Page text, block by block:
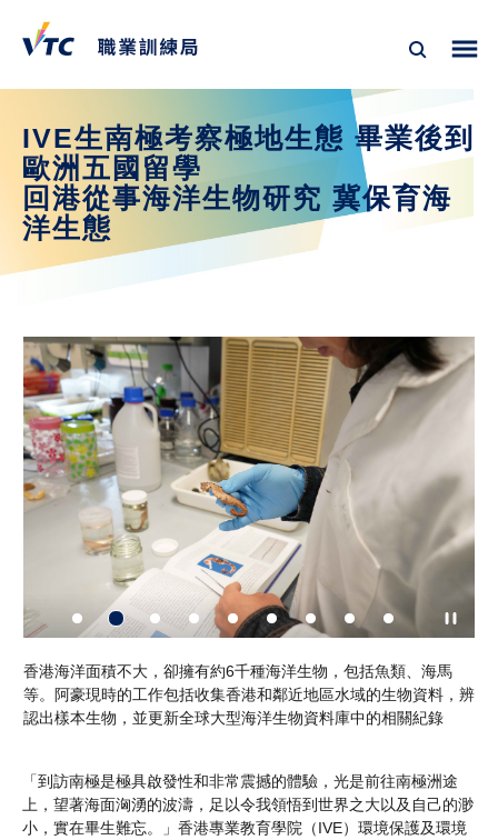
IVE生南極考察極地生態 畢業後到
歐洲五國留學
回港從事海洋生物研究 冀保育海
洋生態
，卻擁有約6千種海洋生物，包括魚類、海馬
作包括收集香港和鄰近地區水域的生物資料，辨
更新全球大型海洋生物資料庫中的相關紀錄
香港海洋面積不大，
等。阿豪現時的工作
認出樣本生物，並更
「到訪南極是極具啟發性和非常震撼的體驗，光是前往南極洲途
上，望著海面洶湧的波濤，足以令我領悟到世界之大以及自己的渺
小，實在畢生難忘。」香港專業教育學院（IVE）環境保護及環境